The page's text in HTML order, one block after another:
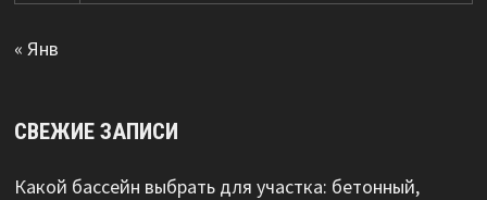
« Янв
СВЕЖИЕ ЗАПИСИ
Какой бассейн выбрать для участка: бетонный,